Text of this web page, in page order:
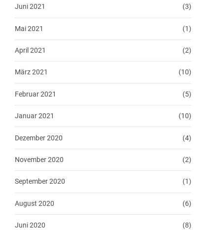
Juni 2021 (3)
Mai 2021 (1)
April 2021 (2)
März 2021 (10)
Februar 2021 (5)
Januar 2021 (10)
Dezember 2020 (4)
November 2020 (2)
September 2020 (1)
August 2020 (6)
Juni 2020 (8)